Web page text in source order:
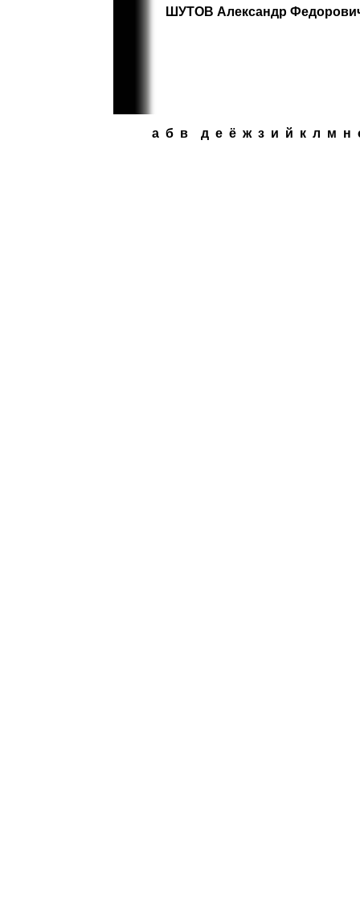
ШУТОВ Александр
a б в д e ё ж з и й к л м н